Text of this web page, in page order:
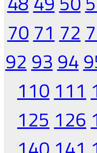
70 71 72
92 93 94
110 111
125 126